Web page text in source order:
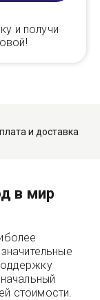
и получи
и доставка
в мир
стоимости.